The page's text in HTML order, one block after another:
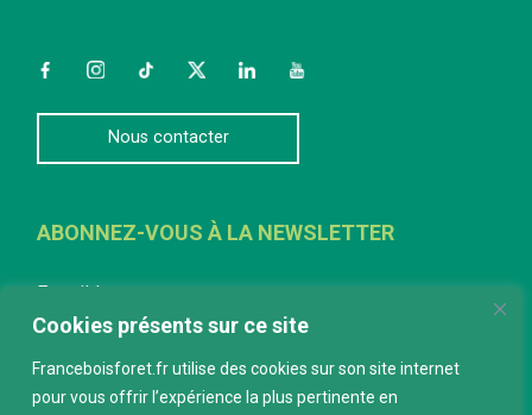
Cookies présents sur ce site
Franceboisforet.fr utilise des cookies sur son site internet
pour vous offrir l’expérience la plus pertinente en
FacebookInstagramTikTokTwitterLinkedInYouTube
Nous contacter
ABONNEZ-VOUS À LA NEWSLETTER
E-mail *